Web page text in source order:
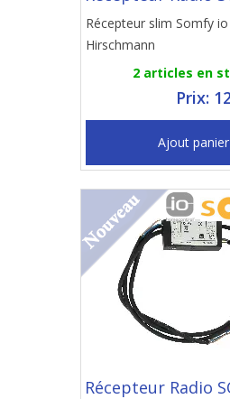
Récepteur slim Somfy
Hirschmann
2 articles en
Prix:
Ajout panier
Récepteur Radio